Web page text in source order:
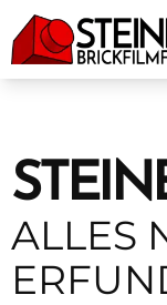
ALLES